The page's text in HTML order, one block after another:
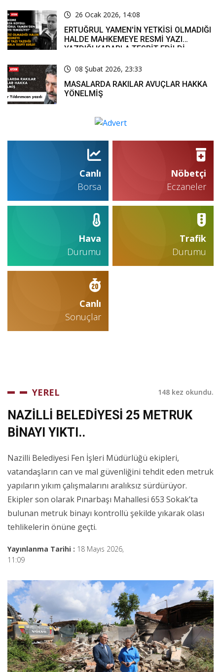
26 Ocak 2026, 14:08
ERTUĞRUL YAMEN'İN YETKİSİ OLMADIĞI
HALDE MAHKEMEYE RESMİ YAZI
YAZDIĞI KARARLA TESPİT EDİLDİ
08 Şubat 2026, 23:33
MASALARDA RAKILAR AVUÇLAR HAKKA
YÖNELMİŞ
Canlı
Borsa
Nöbetçi
Eczaneler
Hava
Durumu
Trafik
Durumu
Canlı
Sonuçlar
YEREL 148 kez okundu.
NAZİLLİ BELEDİYESİ 25 METRUK
BİNAYI YIKTI..
Nazilli Belediyesi Fen İşleri Müdürlüğü ekipleri,
vatandaşların can ve mal güvenliğini tehdit eden metruk
yapıların yıkım çalışmalarını aralıksız sürdürüyor.
Ekipler son olarak Pınarbaşı Mahallesi 653 Sokak’ta
bulunan metruk binayı kontrollü şekilde yıkarak olası
tehlikelerin önüne geçti.
Yayınlanma Tarihi : 18 Mayıs 2026,
11:09